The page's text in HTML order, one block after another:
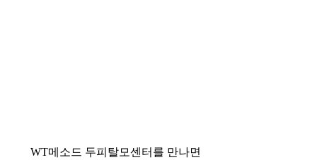
WT메소드 두피탈모센터를 만나면